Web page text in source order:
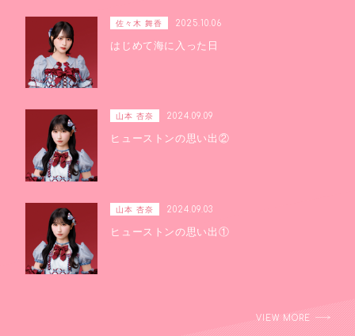
佐々木 舞香 2025.10.06
はじめて海に入った日
山本 杏奈 2024.09.09
ヒューストンの思い出②
山本 杏奈 2024.09.03
ヒューストンの思い出①
VIEW MORE